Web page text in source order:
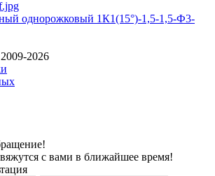
однорожковый 1К1(15°)-1,5-1,5-Ф3-
2026
с вами в ближайшее время!